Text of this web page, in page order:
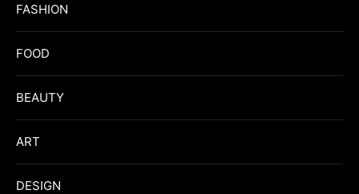
FASHION
FOOD
BEAUTY
ART
DESIGN